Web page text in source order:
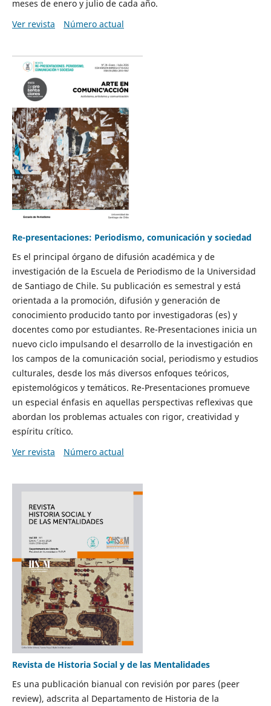
meses de enero y julio de cada año.
Ver revista
Número actual
Re-presentaciones: Periodismo, comunicación y sociedad
Es el principal órgano de difusión académica y de
investigación de la Escuela de Periodismo de la Universidad
de Santiago de Chile. Su publicación es semestral y está
orientada a la promoción, difusión y generación de
conocimiento producido tanto por investigadoras (es) y
docentes como por estudiantes. Re-Presentaciones inicia un
nuevo ciclo impulsando el desarrollo de la investigación en
los campos de la comunicación social, periodismo y estudios
culturales, desde los más diversos enfoques teóricos,
epistemológicos y temáticos. Re-Presentaciones promueve
un especial énfasis en aquellas perspectivas reflexivas que
abordan los problemas actuales con rigor, creatividad y
espíritu crítico.
Ver revista
Número actual
Revista de Historia Social y de las Mentalidades
Es una publicación bianual con revisión por pares (peer
review), adscrita al Departamento de Historia de la